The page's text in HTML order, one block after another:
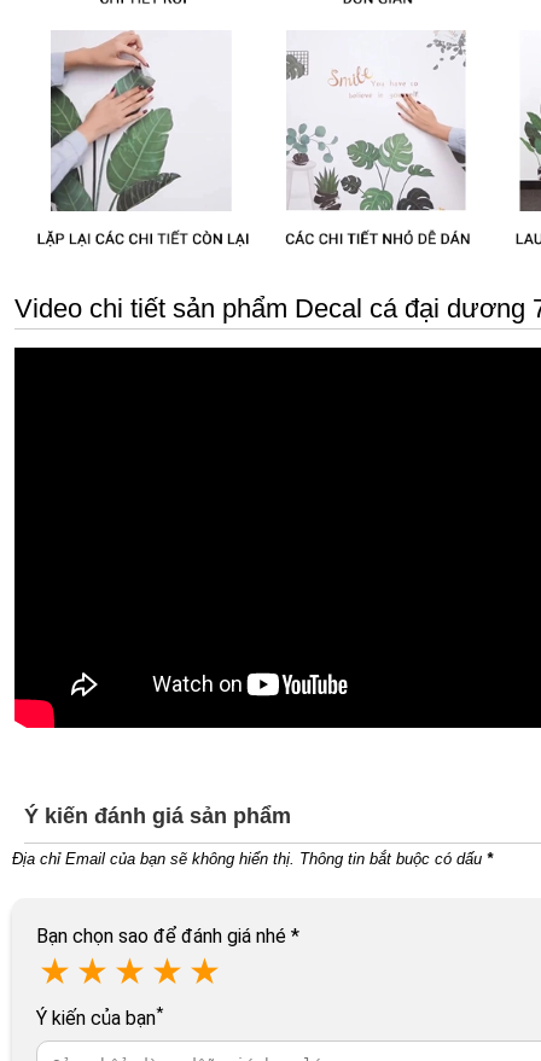
Video chi tiết sản phẩm Decal cá đại dương
Ý kiến đánh giá sản phẩm
Địa chỉ Email của bạn sẽ không hiển thị. Thông tin bắt buộc có dấu *
Bạn chọn sao để đánh giá nhé *
★ ★ ★ ★ ★
Ý kiến của bạn*